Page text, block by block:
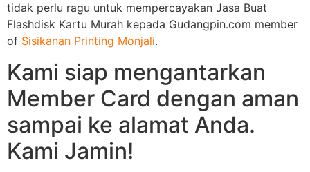
tidak perlu ragu untuk mempercayakan Jasa Buat
Flashdisk Kartu Murah kepada Gudangpin.com member
of Sisikanan Printing Monjali.
Kami siap mengantarkan
Member Card dengan aman
sampai ke alamat Anda.
Kami Jamin!